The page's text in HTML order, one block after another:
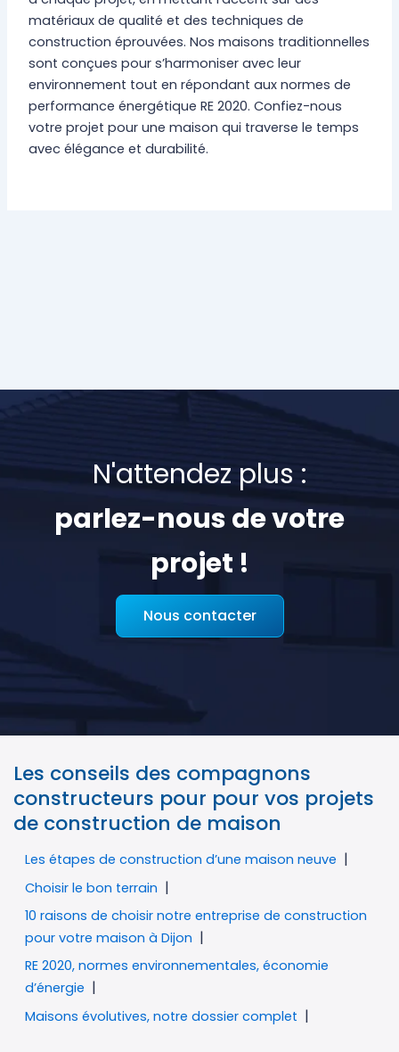
matériaux de qualité et des techniques de
construction éprouvées. Nos maisons traditionnelles
sont conçues pour s’harmoniser avec leur
environnement tout en répondant aux normes de
performance énergétique RE 2020. Confiez-nous
votre projet pour une maison qui traverse le temps
avec élégance et durabilité.
N'attendez plus :
parlez-nous de votre
projet !
Nous contacter
Les conseils des compagnons
constructeurs pour pour vos projets
de construction de maison
Les étapes de construction d’une maison neuve
Choisir le bon terrain
10 raisons de choisir notre entreprise de construction
pour votre maison à Dijon
RE 2020, normes environnementales, économie
d’énergie
Maisons évolutives, notre dossier complet